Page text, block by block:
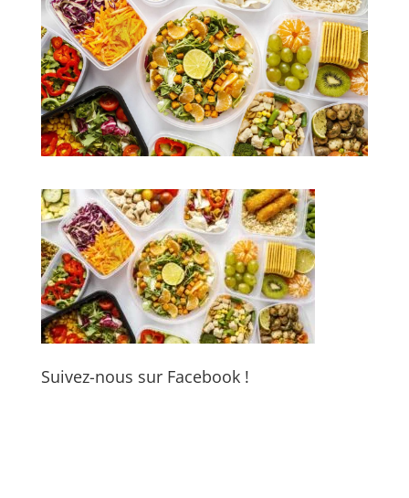
Suivez-nous sur Facebook !